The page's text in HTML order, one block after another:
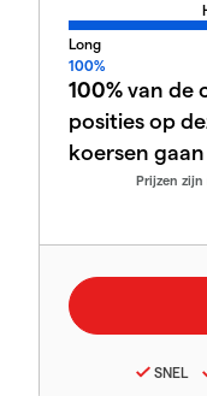
Long
100%
100%van de
posities op
koersen
Prijzen
SNEL